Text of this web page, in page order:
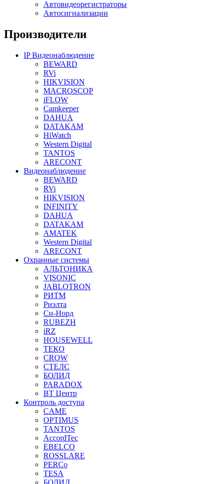
Автовидеорегистраторы
Автосигнализации
Производители
IP Видеонаблюдение
BEWARD
RVi
HIKVISION
MACROSCOP
iFLOW
Camkeeper
DAHUA
DATAKAM
HiWatch
Western Digital
TANTOS
ARECONT
Видеонаблюдение
BEWARD
RVi
HIKVISION
INFINITY
DAHUA
DATAKAM
AMATEK
Western Digital
ARECONT
Охранные системы
АЛЬТОНИКА
VISONIC
JABLOTRON
РИТМ
Риэлта
Си-Норд
RUBEZH
iRZ
HOUSEWELL
ТЕКО
CROW
СТЕЛС
БОЛИД
PARADOX
ВТ Центр
Контроль доступа
CAME
OPTIMUS
TANTOS
AccordTec
EBELCO
ROSSLARE
PERCo
TESA
БОЛИД